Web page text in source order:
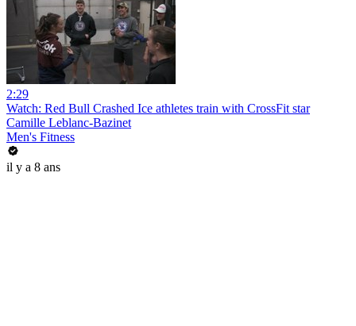
2:29
Watch: Red Bull Crashed Ice athletes train with CrossFit star
Camille Leblanc-Bazinet
Men's Fitness
il y a 8 ans